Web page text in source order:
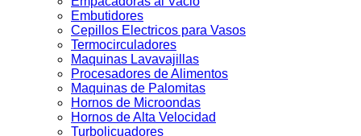
Embutidores
Cepillos Electricos para Vasos
Termocirculadores
Maquinas Lavavajillas
Procesadores de Alimentos
Maquinas de Palomitas
Hornos de Microondas
Hornos de Alta Velocidad
Turbolicuadores